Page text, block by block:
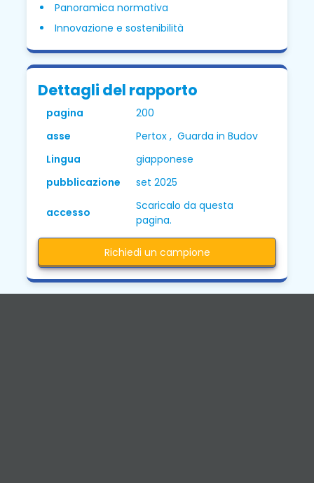
Panoramica normativa
Innovazione e sostenibilità
Dettagli del rapporto
pagina
200
asse
Pertox , Guarda in Budov
Lingua
giapponese
pubblicazione
set 2025
accesso
Scaricalo da questa
pagina.
Richiedi un campione